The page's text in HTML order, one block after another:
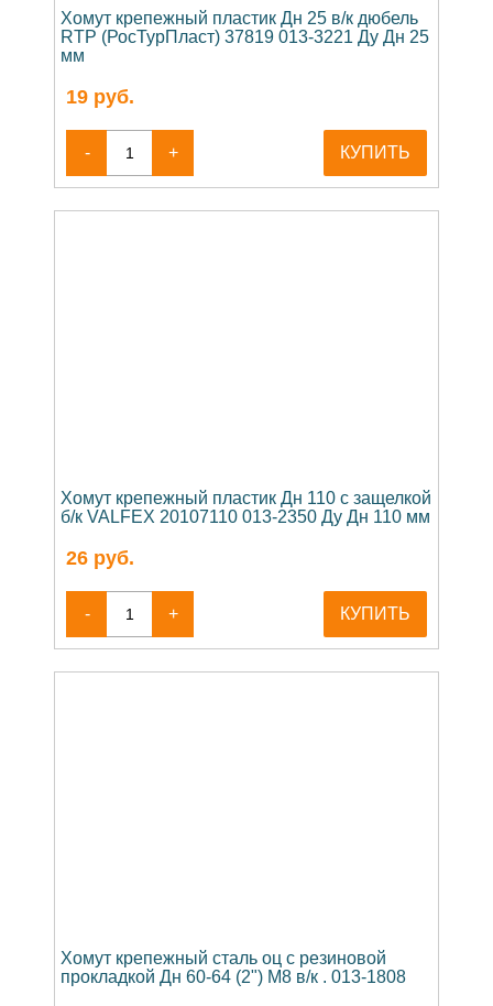
Хомут крепежный пластик Дн 25 в/к дюбель
RTP (РосТурПласт) 37819 013-3221 Ду Дн 25
мм
19 руб.
- + КУПИТЬ
Хомут крепежный пластик Дн 110 с защелкой
б/к VALFEX 20107110 013-2350 Ду Дн 110 мм
26 руб.
- + КУПИТЬ
Хомут крепежный сталь оц с резиновой
прокладкой Дн 60-64 (2") М8 в/к . 013-1808